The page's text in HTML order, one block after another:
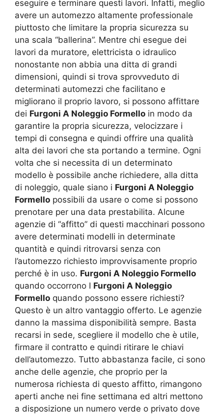
eseguire e terminare questi lavori. Infatti, meglio
avere un automezzo altamente professionale
piuttosto che limitare la propria sicurezza su
una scala “ballerina”. Mentre chi esegue dei
lavori da muratore, elettricista o idraulico
nonostante non abbia una ditta di grandi
dimensioni, quindi si trova sprovveduto di
determinati automezzi che facilitano e
migliorano il proprio lavoro, si possono affittare
dei Furgoni A Noleggio Formello in modo da
garantire la propria sicurezza, velocizzare i
tempi di consegna e quindi offrire una qualità
alta dei lavori che sta portando a termine. Ogni
volta che si necessita di un determinato
modello è possibile anche richiedere, alla ditta
di noleggio, quale siano i Furgoni A Noleggio
Formello possibili da usare o come si possono
prenotare per una data prestabilita. Alcune
agenzie di “affitto” di questi macchinari possono
avere determinati modelli in determinate
quantità e quindi ritrovarsi senza con
l’automezzo richiesto improvvisamente proprio
perché è in uso. Furgoni A Noleggio Formello
quando occorrono I Furgoni A Noleggio
Formello quando possono essere richiesti?
Questo è un altro vantaggio offerto. Le agenzie
danno la massima disponibilità sempre. Basta
recarsi in sede, scegliere il modello che è utile,
firmare il contratto e quindi ritirare le chiavi
dell’automezzo. Tutto abbastanza facile, ci sono
anche delle agenzie, che proprio per la
numerosa richiesta di questo affitto, rimangono
aperti anche nei fine settimana ed altri mettono
a disposizione un numero verde o privato dove